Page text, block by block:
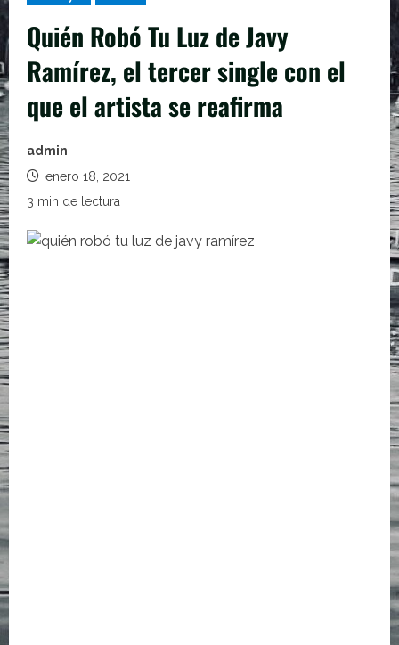
Quién Robó Tu Luz de Javy
Ramírez, el tercer single con el
que el artista se reafirma
admin
enero 18, 2021
3 min de lectura